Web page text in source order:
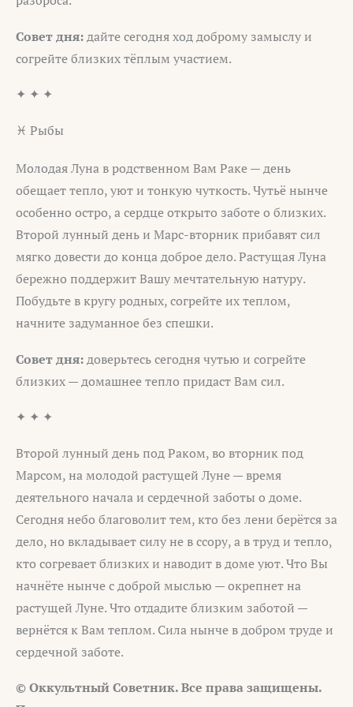
Совет дня:дайте сегодня ход доброму замыслу и
согрейте близких тёплым участием.
✦ ✦ ✦
♓ Рыбы
Молодая Луна в родственном Вам Раке — день
обещает тепло, уют и тонкую чуткость. Чутьё нынче
особенно остро, а сердце открыто заботе о близких.
Второй лунный день и Марс-вторник прибавят сил
мягко довести до конца доброе дело. Растущая Луна
бережно поддержит Вашу мечтательную натуру.
Побудьте в кругу родных, согрейте их теплом,
начните задуманное без спешки.
Совет дня:доверьтесь сегодня чутью и согрейте
близких — домашнее тепло придаст Вам сил.
✦ ✦ ✦
Второй лунный день под Раком, во вторник под
Марсом, на молодой растущей Луне — время
деятельного начала и сердечной заботы о доме.
Сегодня небо благоволит тем, кто без лени берётся за
дело, но вкладывает силу не в ссору, а в труд и тепло,
кто согревает близких и наводит в доме уют. Что Вы
начнёте нынче с доброй мыслью — окрепнет на
растущей Луне. Что отдадите близким заботой —
вернётся к Вам теплом. Сила нынче в добром труде и
сердечной заботе.
© Оккультный Советник. Все права защищены.